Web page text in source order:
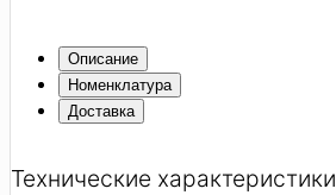
Описание
Номенклатура
Доставка
Технические характеристики